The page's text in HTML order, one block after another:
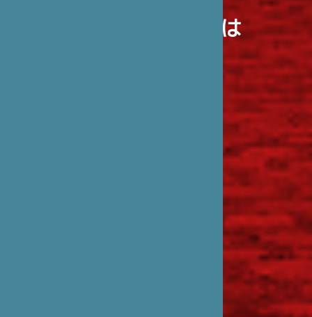
笹川日仏財団とは